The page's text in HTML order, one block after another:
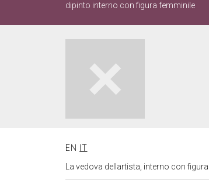
dipinto interno con figura femminile
EN
IT
La vedova dellartista, interno con